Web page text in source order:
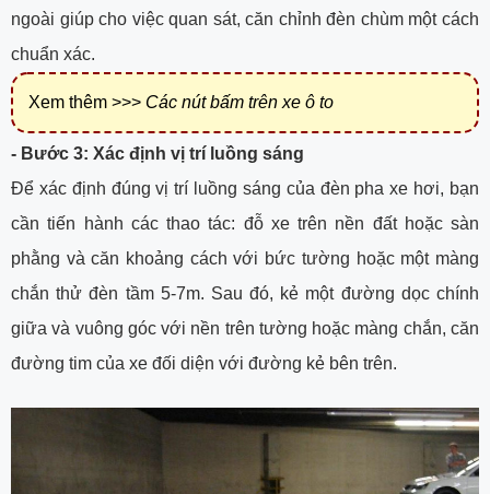
ngoài giúp cho việc quan sát, căn chỉnh đèn chùm một cách
chuẩn xác.
Xem thêm >>> Các nút bấm trên xe ô to
- Bước 3: Xác định vị trí luồng sáng
Để xác định đúng vị trí luồng sáng của đèn pha xe hơi, bạn
cần tiến hành các thao tác: đỗ xe trên nền đất hoặc sàn
phằng và căn khoảng cách với bức tường hoặc một màng
chắn thử đèn tầm 5-7m. Sau đó, kẻ một đường dọc chính
giữa và vuông góc với nền trên tường hoặc màng chắn, căn
đường tim của xe đối diện với đường kẻ bên trên.